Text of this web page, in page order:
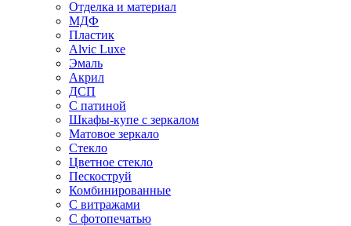
Отделка и материал
МДФ
Пластик
Alvic Luxe
Эмаль
Акрил
ДСП
С патиной
Шкафы-купе с зеркалом
Матовое зеркало
Стекло
Цветное стекло
Пескоструй
Комбинированные
С витражами
С фотопечатью